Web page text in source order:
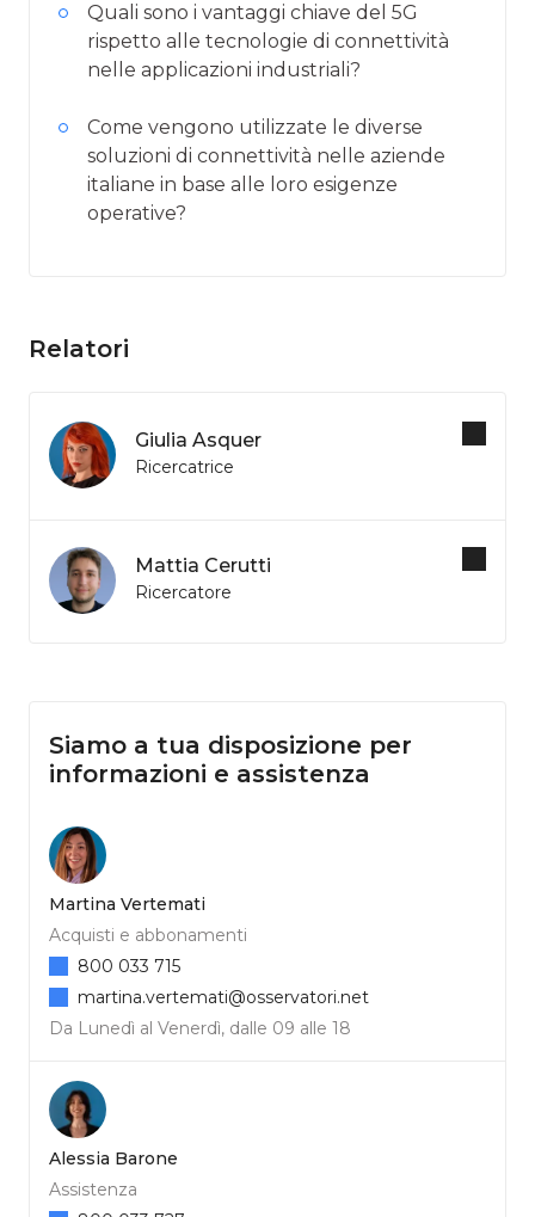
Quali sono i vantaggi chiave del 5G
rispetto alle tecnologie di connettività
nelle applicazioni industriali?
Come vengono utilizzate le diverse
soluzioni di connettività nelle aziende
italiane in base alle loro esigenze
operative?
Relatori
Giulia Asquer
Ricercatrice
Mattia Cerutti
Ricercatore
Siamo a tua disposizione per
informazioni e assistenza
Martina Vertemati
Acquisti e abbonamenti
Da Lunedì al Venerdì, dalle 09 alle 18
800 033 715
martina.vertemati@osservatori.net
Alessia Barone
Assistenza